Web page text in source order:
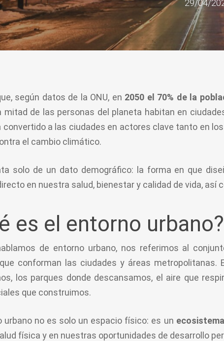
29/04/
según datos de la ONU, en 2050 el 70% de la
mitad de las personas del planeta habitan en
convertido a las ciudades en actores clave tanto en
el cambio climático.
solo de un dato demográfico: la forma en que
en nuestra salud, bienestar y calidad de vida, así
es el entorno urbano?
de entorno urbano, nos referimos al
que conforman las ciudades y áreas
los parques donde descansamos, el aire que
que construimos.
urbano no es solo un espacio físico: es un
física y en nuestras oportunidades de desarrollo